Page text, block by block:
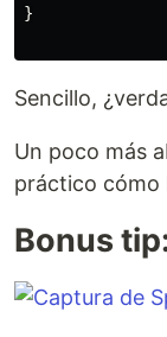
}
Sencillo,
Un poco más
práctico cómo
Bonus